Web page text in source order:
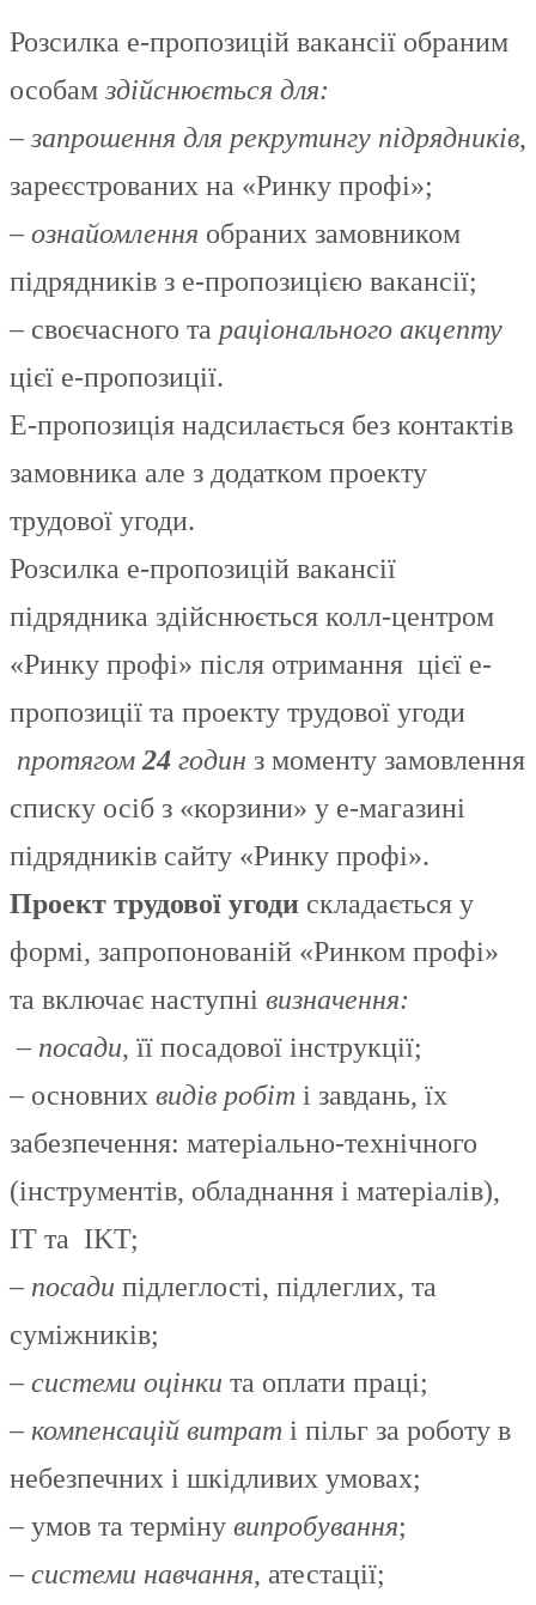
Розсилка е-пропозицій вакансії обраним
особамздійснюється для:
–запрошення для рекрутингу підрядників,
зареєстрованих на «Ринку профі»;
–ознайомлення обраних замовником
підрядників з е-пропозицією вакансії;
– своєчасного та раціонального акцепту
цієї е-пропозиції.
Е-пропозиція надсилається без контактів
замовника але з додатком проекту
трудової угоди.
Розсилка е-пропозицій вакансії
підрядника здійснюється колл-центром
«Ринку профі» після отримання цієї е-
пропозиції та проекту трудової угоди
протягом 24 годин з моменту замовлення
списку осіб з «корзини» у е-магазині
підрядників сайту «Ринку профі».
Проект трудової угоди складається у
формі, запропонованій «Ринком профі»
та включає наступні визначення:
– посади, її посадової інструкції;
– основних видів робіт і завдань, їх
забезпечення: матеріально-технічного
(інструментів, обладнання і матеріалів),
IT та IKT;
– посади підлеглості, підлеглих, та
суміжників;
–системи оцінки та оплати праці;
– компенсацій витрат і пільг за роботу в
небезпечних і шкідливих умовах;
– умов та терміну випробування;
–системи навчання, атестації;